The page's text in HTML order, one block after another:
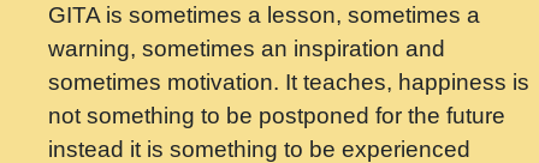
यह हसरत तलब ह नकज कमर Yahi Hasraten
Talab Hai Bhav Pravah #bhajan.mp3
लडल ज बल ल क ज न लग Sadhvi Purnima Ji
7.9.2021 जवल नगर दलल #बसर.mp3
GITA is sometimes a lesson, sometimes a
warning, sometimes an inspiration and
sometimes motivation. It teaches, happiness is
not something to be postponed for the future
instead it is something to be experienced